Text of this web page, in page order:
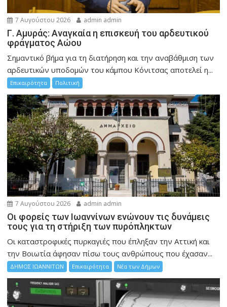
7 Αυγούστου 2026 admin admin
Γ. Αμυράς: Αναγκαία η επισκευή του αρδευτικού
φράγματος Αώου
Σημαντικό βήμα για τη διατήρηση και την αναβάθμιση των
αρδευτικών υποδομών του κάμπου Κόνιτσας αποτελεί η...
Επικαιρότητα Πολιτική
7 Αυγούστου 2026 admin admin
Οι φορείς των Ιωαννίνων ενώνουν τις δυνάμεις
τους για τη στήριξη των πυρόπληκτων
Οι καταστροφικές πυρκαγιές που έπληξαν την Αττική και
την Bοιωτία άφησαν πίσω τους ανθρώπους που έχασαν...
ΔΗΜΟΣ ΙΩΑΝΝΙΤΩΝ Επικαιρότητα Νέα των Δήμων